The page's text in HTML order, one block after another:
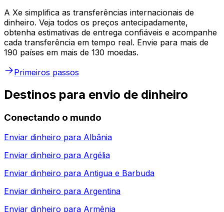
A Xe simplifica as transferências internacionais de
dinheiro. Veja todos os preços antecipadamente,
obtenha estimativas de entrega confiáveis e acompanhe
cada transferência em tempo real. Envie para mais de
190 países em mais de 130 moedas.
Primeiros passos
Destinos para envio de dinheiro
Conectando o mundo
Enviar dinheiro para Albânia
Enviar dinheiro para Argélia
Enviar dinheiro para Antigua e Barbuda
Enviar dinheiro para Argentina
Enviar dinheiro para Armênia